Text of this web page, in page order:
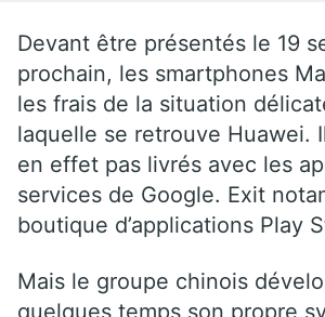
Devant être présentés le 19
prochain, les smartphones
les frais de la situation
laquelle se retrouve Huawei.
en effet pas livrés avec les
services de Google. Exit
boutique d’applications Play
Mais le groupe chinois
quelques temps son propre